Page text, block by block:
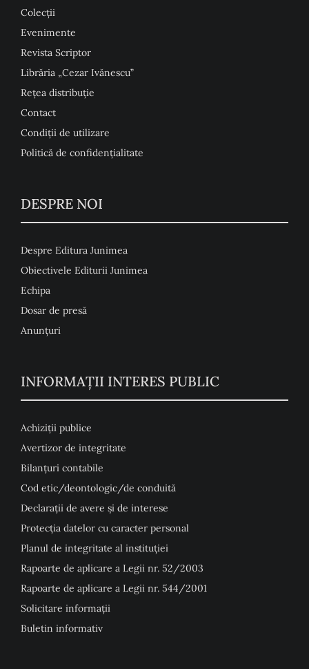
Colecţii
Evenimente
Revista Scriptor
Librăria „Cezar Ivănescu”
Rețea distribuție
Contact
Condiţii de utilizare
Politică de confidențialitate
DESPRE NOI
Despre Editura Junimea
Obiectivele Editurii Junimea
Echipa
Dosar de presă
Anunţuri
INFORMAȚII INTERES PUBLIC
Achiziții publice
Avertizor de integritate
Bilanțuri contabile
Cod etic/deontologic/de conduită
Declarații de avere și de interese
Protecția datelor cu caracter personal
Planul de integritate al instituției
Rapoarte de aplicare a Legii nr. 52/2003
Rapoarte de aplicare a Legii nr. 544/2001
Solicitare informații
Buletin informativ